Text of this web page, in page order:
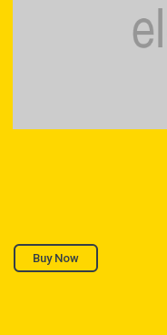
Buy Now